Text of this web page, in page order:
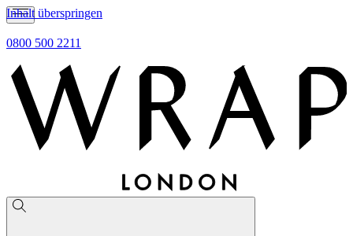
Inhalt überspringen
0800 500 2211